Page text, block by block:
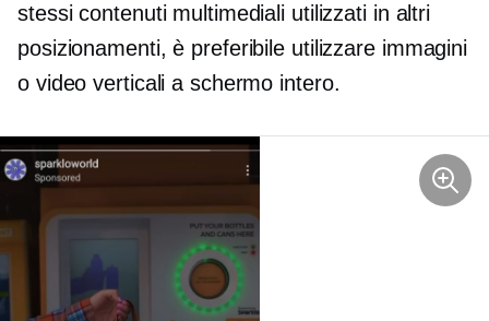
stessi contenuti multimediali utilizzati in altri
posizionamenti, è preferibile utilizzare immagini
o video verticali a schermo intero.